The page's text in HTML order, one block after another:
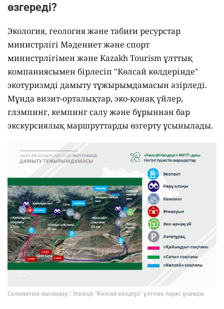
өзгереді?
Экология, геология және табиғи ресурстар
министрлігі Мәдениет және спорт
министрлігімен және Kazakh Tourism ұлттық
компаниясымен бірлесіп "Көлсай көлдерінде"
экотуризмді дамыту тұжырымдамасын әзірледі.
Мұнда визит-орталықтар, эко-қонақ үйлер,
глэмпинг, кемпинг салу және бұрыннан бар
экскурсиялық маршруттарды өзгерту ұсынылады.
Салынатын нысандар / Эскизді "Көлсай көлдері" ұлттық паркі ұсынды